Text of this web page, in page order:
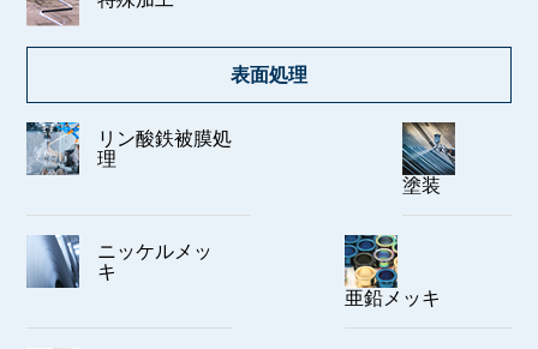
表面処理
リン酸鉄被膜処
理
塗装
ニッケルメッ
キ
亜鉛メッキ